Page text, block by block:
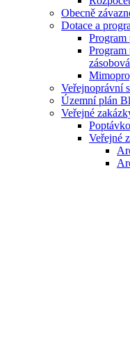
Obecně
Dotace a
Program
Veřejnoprávní
Územní plán
Veřejné
Veřejné